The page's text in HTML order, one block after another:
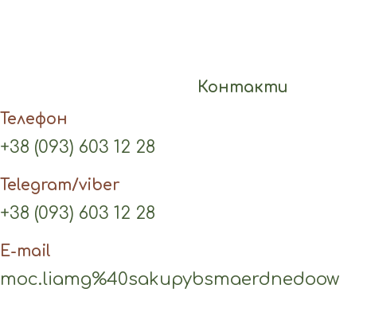
Контакти
Телефон
+38 (093) 603 12 28
Telegram/viber
+38 (093) 603 12 28
E-mail
moc.liamg%40sakupybsmaerdnedoow